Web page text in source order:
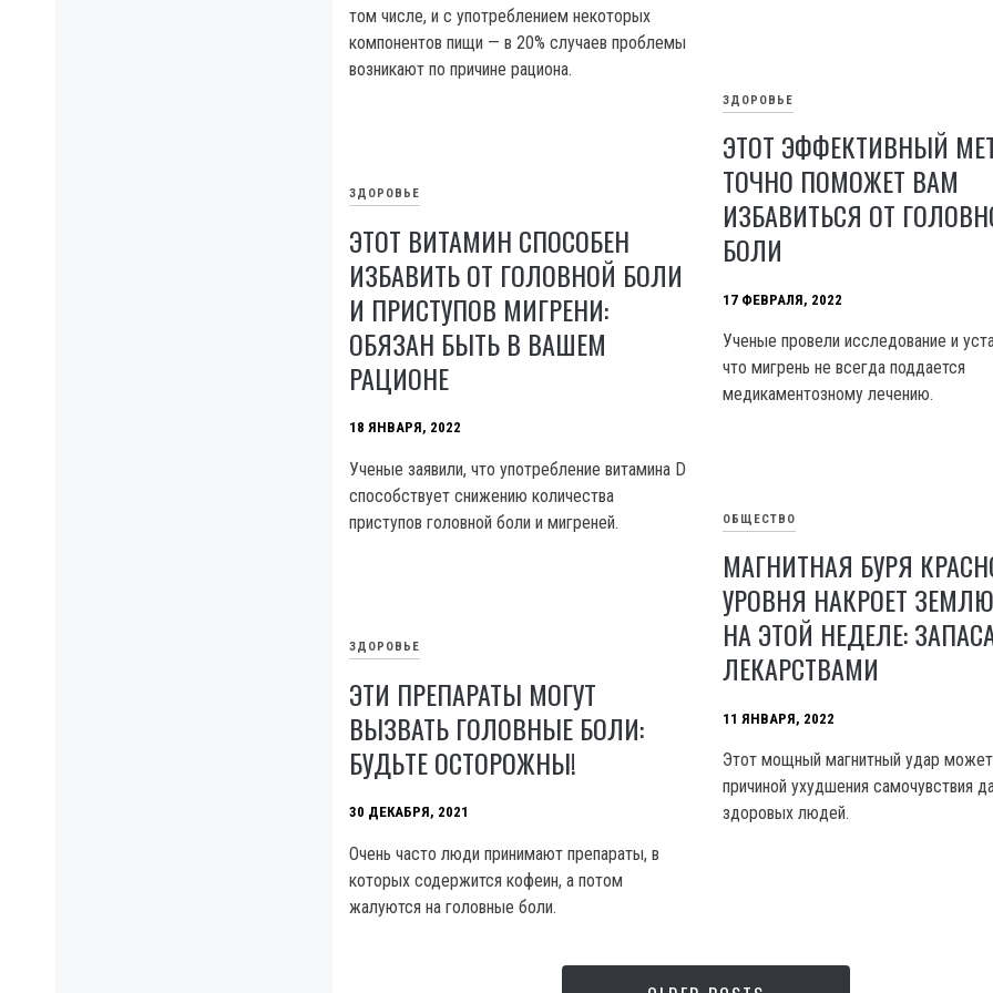
том числе, и с употреблением некоторых
компонентов пищи — в 20% случаев проблемы
возникают по причине рациона.
ЗДОРОВЬЕ
ЭТОТ ЭФФЕКТИВНЫЙ
ТОЧНО ПОМОЖЕТ ВАМ
ИЗБАВИТЬСЯ ОТ
БОЛИ
17 ФЕВРАЛЯ, 2022
Ученые провели исследование и
что мигрень не всегда поддается
медикаментозному лечению.
ЗДОРОВЬЕ
ЭТОТ ВИТАМИН СПОСОБЕН
ИЗБАВИТЬ ОТ ГОЛОВНОЙ БОЛИ
И ПРИСТУПОВ МИГРЕНИ:
ОБЯЗАН БЫТЬ В ВАШЕМ
РАЦИОНЕ
18 ЯНВАРЯ, 2022
Ученые заявили, что употребление витамина D
способствует снижению количества
приступов головной боли и мигреней.
ОБЩЕСТВО
МАГНИТНАЯ БУРЯ
УРОВНЯ НАКРОЕТ
НА ЭТОЙ НЕДЕЛЕ:
ЛЕКАРСТВАМИ
11 ЯНВАРЯ, 2022
Этот мощный магнитный удар может
причиной ухудшения самочувствия
здоровых людей.
ЗДОРОВЬЕ
ЭТИ ПРЕПАРАТЫ МОГУТ
ВЫЗВАТЬ ГОЛОВНЫЕ БОЛИ:
БУДЬТЕ ОСТОРОЖНЫ!
30 ДЕКАБРЯ, 2021
Очень часто люди принимают препараты, в
которых содержится кофеин, а потом
жалуются на головные боли.